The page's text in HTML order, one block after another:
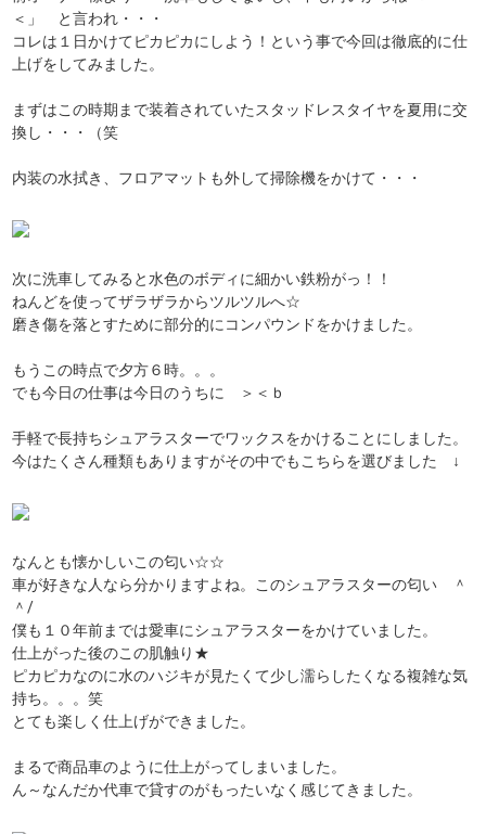
＜」 と言われ・・・
コレは１日かけてピカピカにしよう！という事で今回は徹底的に仕
上げをしてみました。
まずはこの時期まで装着されていたスタッドレスタイヤを夏用に交
換し・・・（笑
内装の水拭き、フロアマットも外して掃除機をかけて・・・
次に洗車してみると水色のボディに細かい鉄粉がっ！！
ねんどを使ってザラザラからツルツルへ☆
磨き傷を落とすために部分的にコンパウンドをかけました。
もうこの時点で夕方６時。。。
でも今日の仕事は今日のうちに ＞＜ｂ
手軽で長持ちシュアラスターでワックスをかけることにしました。
今はたくさん種類もありますがその中でもこちらを選びました ↓
なんとも懐かしいこの匂い☆☆
車が好きな人なら分かりますよね。このシュアラスターの匂い ＾
＾/
僕も１０年前までは愛車にシュアラスターをかけていました。
仕上がった後のこの肌触り★
ピカピカなのに水のハジキが見たくて少し濡らしたくなる複雑な気
持ち。。。笑
とても楽しく仕上げができました。
まるで商品車のように仕上がってしまいました。
ん～なんだか代車で貸すのがもったいなく感じてきました。